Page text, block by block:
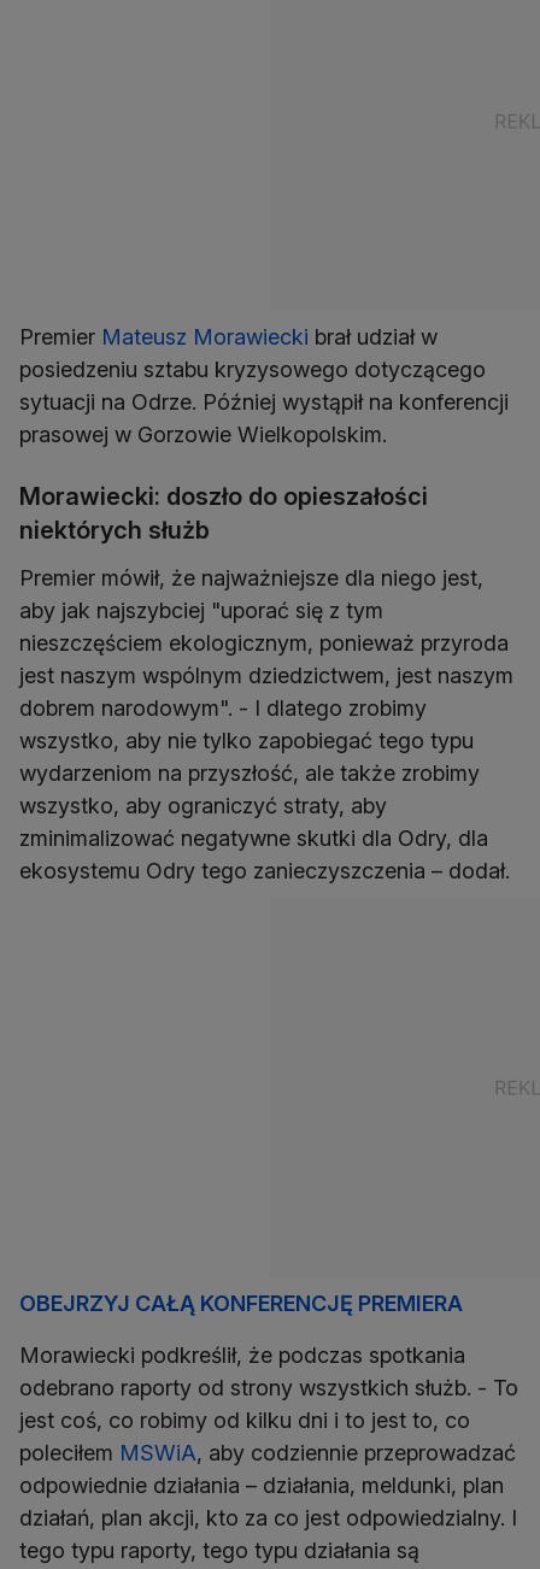
Premier Mateusz Morawiecki brał udział w
posiedzeniu sztabu kryzysowego dotyczącego
sytuacji na Odrze. Później wystąpił na konferencji
prasowej w Gorzowie Wielkopolskim.
Morawiecki: doszło do opieszałości
niektórych służb
Premier mówił, że najważniejsze dla niego jest,
aby jak najszybciej "uporać się z tym
nieszczęściem ekologicznym, ponieważ przyroda
jest naszym wspólnym dziedzictwem, jest naszym
dobrem narodowym". - I dlatego zrobimy
wszystko, aby nie tylko zapobiegać tego typu
wydarzeniom na przyszłość, ale także zrobimy
wszystko, aby ograniczyć straty, aby
zminimalizować negatywne skutki dla Odry, dla
ekosystemu Odry tego zanieczyszczenia – dodał.
OBEJRZYJ CAŁĄ KONFERENCJĘ PREMIERA
Morawiecki podkreślił, że podczas spotkania
odebrano raporty od strony wszystkich służb. - To
jest coś, co robimy od kilku dni i to jest to, co
poleciłem MSWiA, aby codziennie przeprowadzać
odpowiednie działania – działania, meldunki, plan
działań, plan akcji, kto za co jest odpowiedzialny. I
tego typu raporty, tego typu działania są